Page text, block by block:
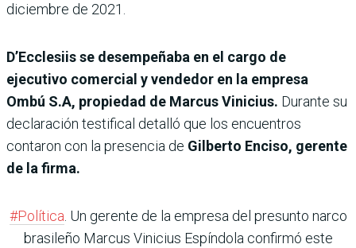
diciembre de 2021.
D’Ecclesiis se desempeñaba en el cargo de
ejecutivo comercial y vendedor en la empresa
Ombú S.A, propiedad de Marcus Vinicius. Durante su
declaración testifical detalló que los encuentros
contaron con la presencia de Gilberto Enciso, gerente
de la firma.
#Política . Un gerente de la empresa del presunto narco
brasileño Marcus Vinicius Espíndola confirmó este